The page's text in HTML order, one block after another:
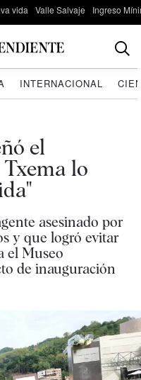
vida Valle Salvaje Ingreso
INTERNACIONAL
el
lo
asesinado por
y que logró evitar
el Museo
de inauguración